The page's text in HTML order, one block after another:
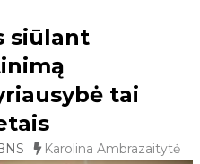
siūlant
tai
Karolina Ambrazaitytė